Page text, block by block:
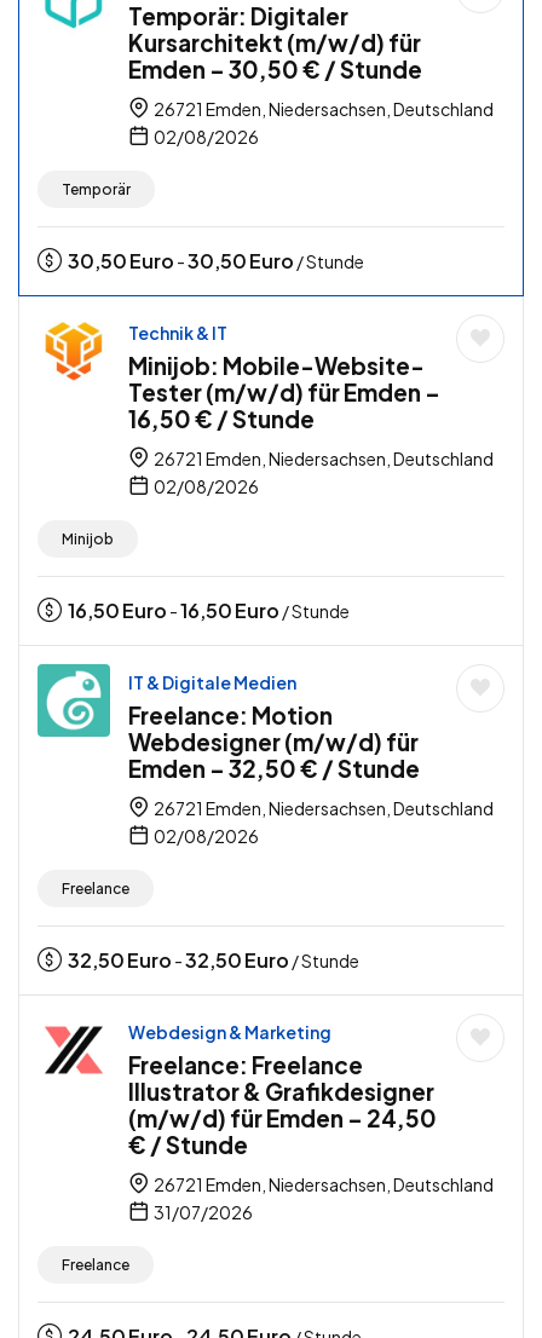
Temporär: Digitaler
Kursarchitekt (m/w/d) für
Emden – 30,50 € / Stunde
26721 Emden, Niedersachsen, Deutschland
02/08/2026
Temporär
30,50Euro -30,50Euro / Stunde
Technik & IT
Minijob: Mobile-Website-
Tester (m/w/d) für Emden –
16,50 € / Stunde
26721 Emden, Niedersachsen, Deutschland
02/08/2026
Minijob
16,50Euro -16,50Euro / Stunde
IT & Digitale Medien
Freelance: Motion
Webdesigner (m/w/d) für
Emden – 32,50 € / Stunde
26721 Emden, Niedersachsen, Deutschland
02/08/2026
Freelance
32,50Euro -32,50Euro / Stunde
Webdesign & Marketing
Freelance: Freelance
Illustrator & Grafikdesigner
(m/w/d) für Emden – 24,50
€ / Stunde
26721 Emden, Niedersachsen, Deutschland
31/07/2026
Freelance